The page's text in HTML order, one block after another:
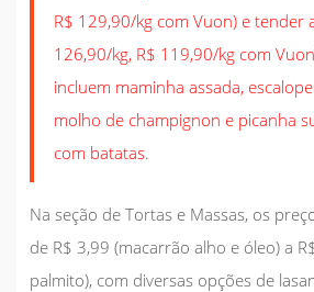
R$ 129,90/kg com Vuon) e tender
126,90/kg, R$ 119,90/kg com
incluem maminha assada,
molho de champignon e picanha
com batatas.
Na seção de Tortas e Massas, os
de R$ 3,99 (macarrão alho e óleo) a
palmito), com diversas opções de